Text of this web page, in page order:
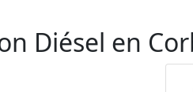
Diésel en